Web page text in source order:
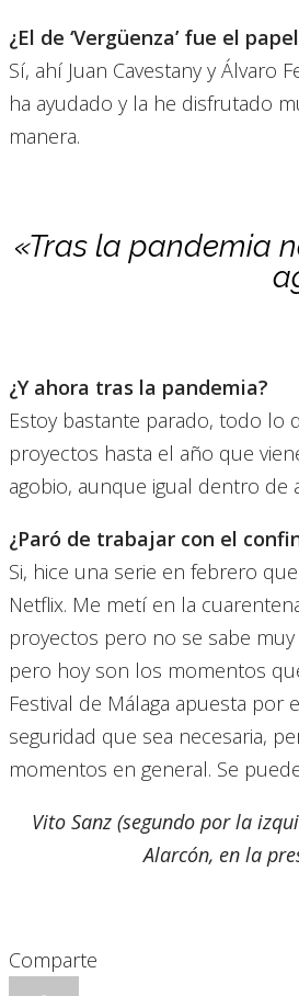
¿El de ‘Vergüenza’ fue el
Sí, ahí Juan Cavestany y Álvaro
ha ayudado y la he disfrutado
manera.
«Tras la pandemia
¿Y ahora tras la pandemia?
Estoy bastante parado, todo lo
proyectos hasta el año que
agobio, aunque igual dentro de
¿Paró de trabajar con el
Si, hice una serie en febrero
Netflix. Me metí en la
proyectos pero no se sabe
pero hoy son los momentos
Festival de Málaga apuesta
seguridad que sea necesaria,
momentos en general. Se
Vito Sanz (segundo por la
Alarcón, en la
Comparte